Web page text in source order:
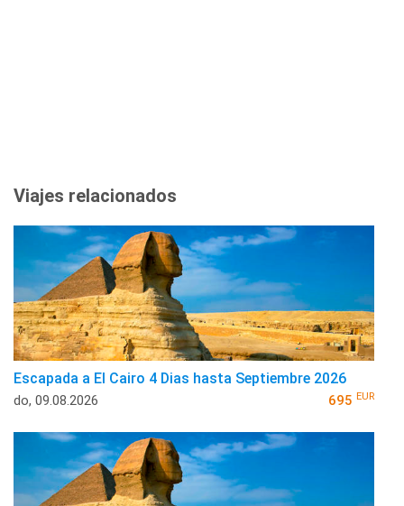
Viajes relacionados
Escapada a El Cairo 4 Dias hasta Septiembre 2026
do, 09.08.2026 695 EUR